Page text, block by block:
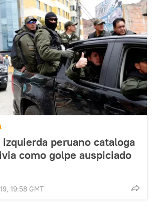
peruano cataloga
como golpe auspiciado
19:58 GMT